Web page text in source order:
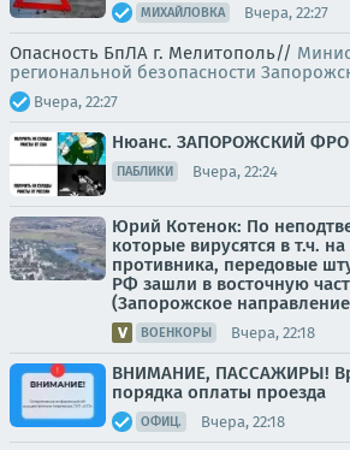
МИХАЙЛОВКА Вчера, 22:27
Опасность БпЛА г. Мелитополь//
региональной безопасности
Вчера, 22:27
Нюанс. ЗАПОРОЖСКИЙ
ПАБЛИКИ Вчера, 22:24
Юрий Котенок: По
которые вирусятся в т.ч.
противника, передовые
РФ зашли в восточную
(Запорожское
ВОЕНКОРЫ Вчера, 22:18
ВНИМАНИЕ, ПАССАЖИРЫ!
порядка оплаты проезда
ОФИЦ. Вчера, 22:18